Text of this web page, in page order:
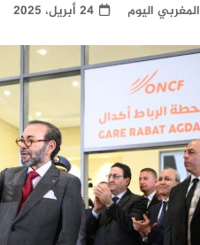
المغربي اليوم 24 أبريل، 2025